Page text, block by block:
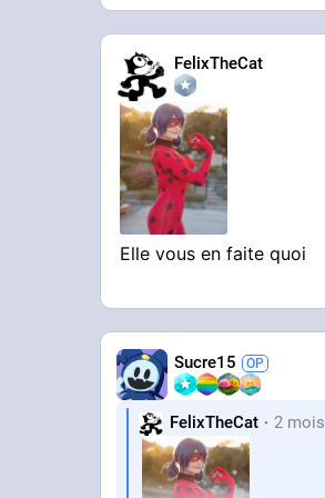
FelixTheCat
Elle vous en faite quoi
Sucre15
FelixTheCat 2 mois